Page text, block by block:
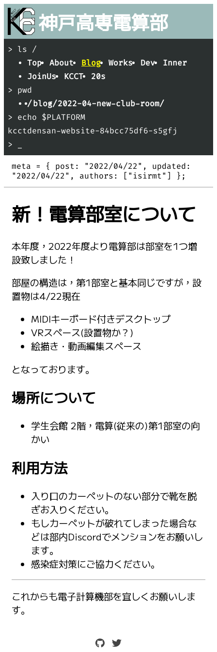
神戸高専電算部
> ls /
Top
About Blog Works Dev
Inner
JoinUs
KCCT
20s
> pwd
/ blog/2022-04-new-club-room/
> echo $PLATFORM
kcctdensan-website-84bcc75df6-s5gfj
> _
meta = { post: "2022/04/22 "
updated:
"2022/04/22 " authors: [ " isirmt" ] };
新！電算部室について
本年度，2022年度より電算部は部室を1つ増
設致しました！
部屋の構造は，第1部室と基本同じですが，設
置物は4/22現在
MIDIキーボード付きデスクトップ
VRスペース(設置物か？)
絵描き・動画編集スペース
となっております。
場所について
学生会館 2階，電算(従来の)第1部室の向
かい
利用方法
入り口のカーペットのない部分で靴を脱
ぎお入りください。
もしカーペットが破れてしまった場合な
どは部内Discordでメンションをお願いし
ます。
感染症対策にご協力ください。
これからも電子計算機部を宜しくお願いしま
す。